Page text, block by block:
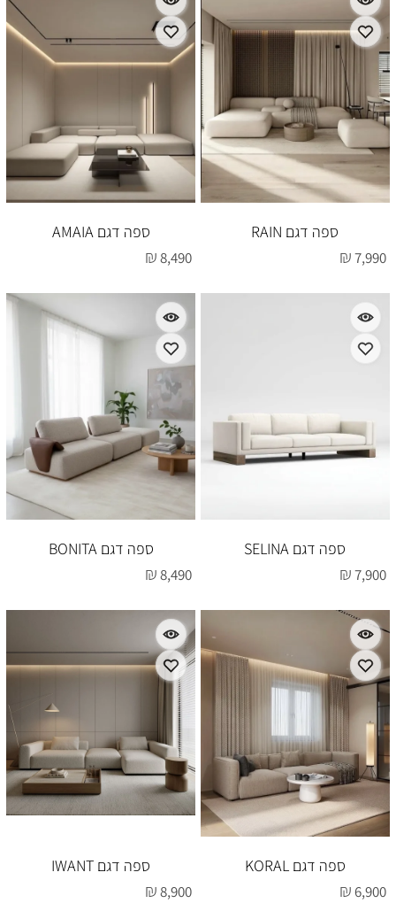
ספה דגם RAIN
₪7,990
ספה דגם AMAIA
₪8,490
ספה דגם SELINA
₪7,900
ספה דגם BONITA
₪8,490
ספה דגם KORAL
₪6,900
ספה דגם IWANT
₪8,900